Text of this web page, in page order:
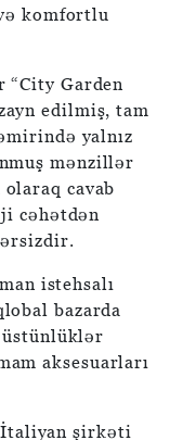
komfortlu
Garden
edilmiş, tam
yalnız
mənzillər
cavab
cəhətdən
istehsalı
bazarda
üstünlüklər
aksesuarları
İtaliyan şirkəti